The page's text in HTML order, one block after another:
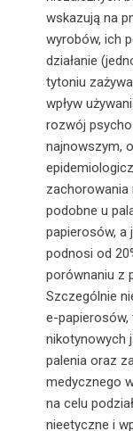
wskazują na
wyrobów, ich
działanie
tytoniu
wpływ
rozwój
najnowszym,
zachorowania
podobne u
papierosów, a
podnosi od
porównaniu z
Szczególnie
e-
nikotynowych
palenia oraz
medycznego
na celu
nieetyczne i